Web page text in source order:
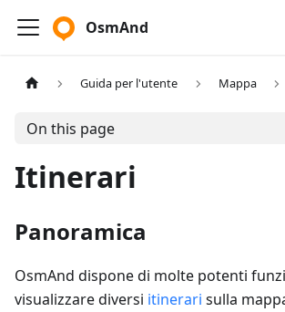
OsmAnd
Guida per l'utente Mappa
On this page
Itinerari
Panoramica
OsmAnd dispone di molte potenti
visualizzare diversi itinerari sulla